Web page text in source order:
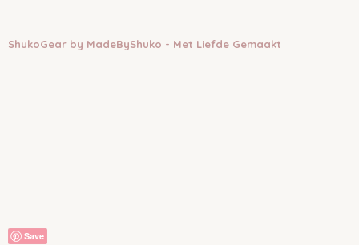
ShukoGear by MadeByShuko - Met Liefde Gemaakt
Save